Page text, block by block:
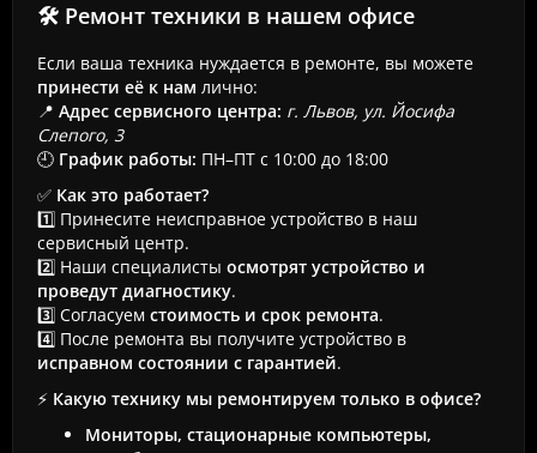
🛠 Ремонт техники в нашем офисе
Если ваша техника нуждается в ремонте, вы можете
принести её к нам лично:
📍 Адрес сервисного центра: г. Львов, ул. Йосифа
Слепого, 3
🕘 График работы: ПН–ПТ с 10:00 до 18:00
✅ Как это работает?
1️⃣ Принесите неисправное устройство в наш
сервисный центр.
2️⃣ Наши специалисты осмотрят устройство и
проведут диагностику.
3️⃣ Согласуем стоимость и срок ремонта.
4️⃣ После ремонта вы получите устройство в
исправном состоянии с гарантией.
⚡ Какую технику мы ремонтируем только в офисе?
Мониторы, стационарные компьютеры,